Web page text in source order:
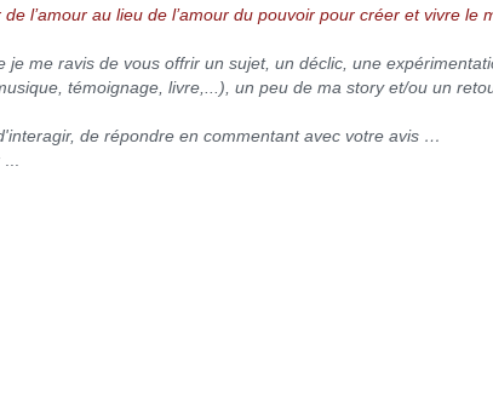
l’amour au lieu de l’amour du pouvoir pour créer et vivre le
me ravis de vous offrir un sujet, un déclic, une
témoignage, livre,...), un peu de ma story et/ou un
de répondre en commentant avec votre avis …